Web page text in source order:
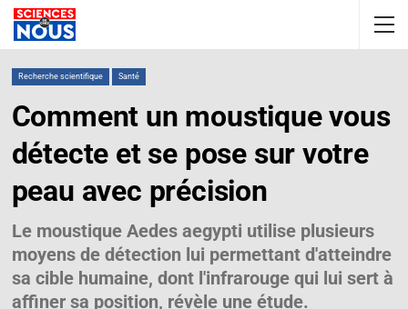
Recherche scientifique Santé
Comment un moustique vous
détecte et se pose sur votre
peau avec précision
Le moustique Aedes aegypti utilise plusieurs
moyens de détection lui permettant d'atteindre
sa cible humaine, dont l'infrarouge qui lui sert à
affiner sa position, révèle une étude.